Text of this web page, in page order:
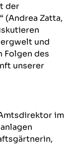
der
(Andrea Zatta,
und
Folgen des
unserer
im